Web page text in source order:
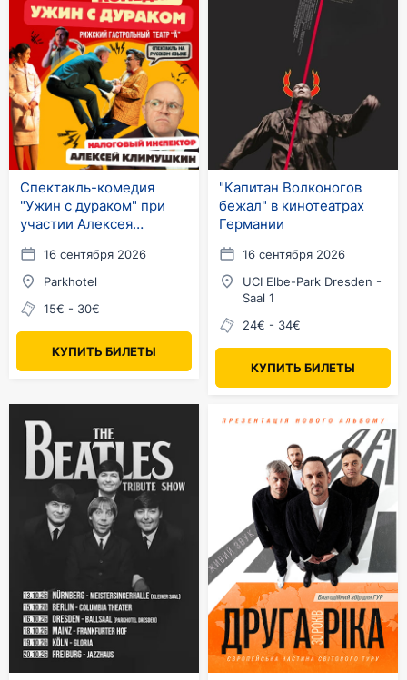
Спектакль-комедия
"Ужин с дураком" при
участии Алексея
16 сентября 2026
Parkhotel
15€ - 30€
КУПИТЬ БИЛЕТЫ
"Капитан Волконогов
бежал" в кинотеатрах
Германии
16 сентября 2026
UCI Elbe-Park Dresden -
Saal 1
24€ - 34€
КУПИТЬ БИЛЕТЫ